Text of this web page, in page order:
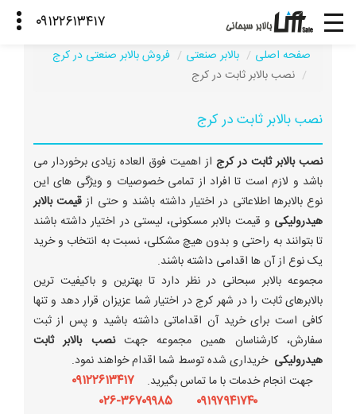
صفحه اصلی بالابر صنعتی
فروش بالابر صنعتی در کرج
نصب بالابر ثابت در کرج
نصب بالابر ثابت در کرج
نصب بالابر ثابت در کرجاز اهمیت فوق العاده زیادی برخوردار می
باشد و لازم است تا افراد از تمامی خصوصیات و ویژگی های این
نوع بالابرها اطلاعاتی در اختیار داشته باشند و حتی ازقیمت بالابر
هیدرولیکی و قیمت بالابر مسکونی، لیستی در اختیار داشته باشند
تا بتوانند به راحتی و بدون هیچ مشکلی، نسبت به انتخاب و خرید
یک نوع از آن ها اقدامی داشته باشند.
مجموعه بالابر سبحانی در نظر دارد تا بهترین و باکیفیت ترین
بالابرهای ثابت را در شهر کرج در اختیار شما عزیزان قرار دهد و تنها
کافی است برای خرید آن اقداماتی داشته باشید و پس از ثبت
سفارش، کارشناسان همین مجموعه جهتنصب بالابر ثابت
هیدرولیکی خریداری شده توسط شما اقدام خواهند نمود.
جهت انجام خدمات با ما تماس بگیرید.
۰۹۱۹۷۹۴۱۷۴۰ ۳۶۷۰۹۹۸۵-۰۲۶